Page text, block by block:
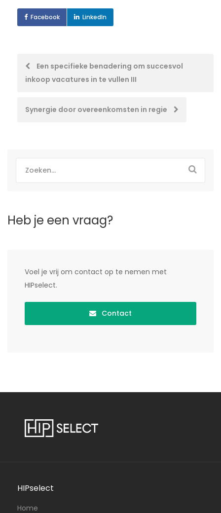
Facebook LinkedIn
Post
navigation
Een specifieke benadering om succesvol
inkoop vacatures in te vullen III
Synergie door overeenkomsten in regie
Heb je een vraag?
Voel je vrij om contact op te nemen met
HIPselect.
Contact
HIPselect
Home